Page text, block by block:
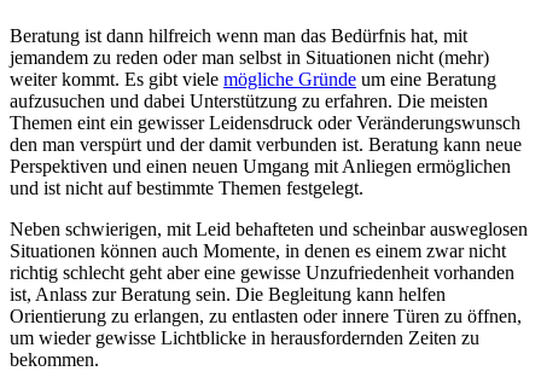
Beratung ist dann hilfreich wenn man das Bedürfnis hat, mit
jemandem zu reden oder man selbst in Situationen nicht (mehr)
weiter kommt. Es gibt viele mögliche Gründe um eine Beratung
aufzusuchen und dabei Unterstützung zu erfahren. Die meisten
Themen eint ein gewisser Leidensdruck oder Veränderungswunsch
den man verspürt und der damit verbunden ist. Beratung kann neue
Perspektiven und einen neuen Umgang mit Anliegen ermöglichen
und ist nicht auf bestimmte Themen festgelegt.
Neben schwierigen, mit Leid behafteten und scheinbar ausweglosen
Situationen können auch Momente, in denen es einem zwar nicht
richtig schlecht geht aber eine gewisse Unzufriedenheit vorhanden
ist, Anlass zur Beratung sein. Die Begleitung kann helfen
Orientierung zu erlangen, zu entlasten oder innere Türen zu öffnen,
um wieder gewisse Lichtblicke in herausfordernden Zeiten zu
bekommen.